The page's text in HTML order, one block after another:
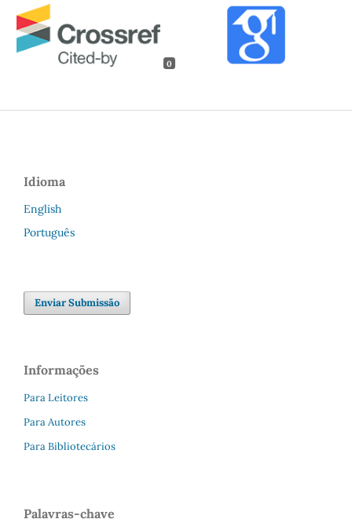
0
Idioma
English
Português
Enviar Submissão
Informações
Para Leitores
Para Autores
Para Bibliotecários
Palavras-chave